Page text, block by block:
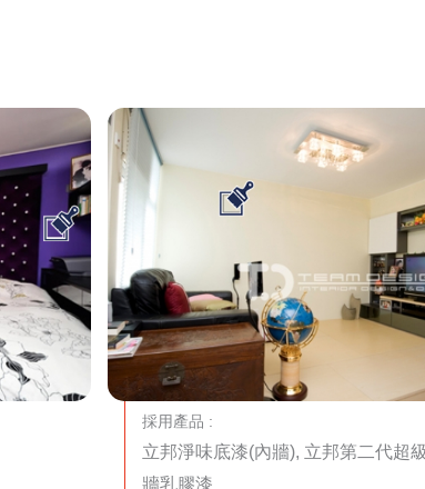
採用產品 :
立邦淨味底漆(內牆), 立邦第二代超
牆乳膠漆